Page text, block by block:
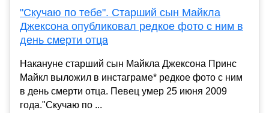
"Скучаю по тебе". Старший сын Майкла
Джексона опубликовал редкое фото с ним в
день смерти отца
Накануне старший сын Майкла Джексона Принс
Майкл выложил в инстаграме* редкое фото с ним
в день смерти отца. Певец умер 25 июня 2009
года."Скучаю по ...